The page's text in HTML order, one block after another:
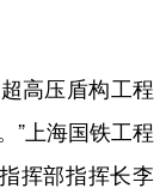
高压盾构工程
”上海国铁工程
挥部指挥长李